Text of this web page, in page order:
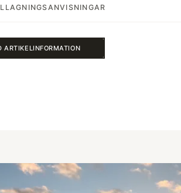
ARTIKELINFORMATION